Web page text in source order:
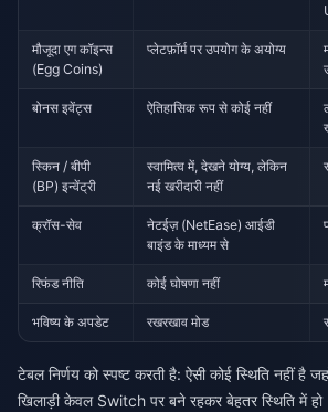
मौजूदा एग कॉइन्स
(Egg Coins)
प्लेटफ़ॉर्म पर उपयोग के अयोग्य
बोनस इवेंट्स ऐतिहासिक रूप से कोई नहीं
स्किन / बीपी
(BP) इन्वेंट्री
स्वामित्व में, देखने योग्य, लेकिन
नई खरीदारी नहीं
क्रॉस-सेव
नेटईज़ (NetEase) आईडी
बाइंड के माध्यम से
रिफंड नीति कोई घोषणा नहीं
भविष्य के अपडेट रखरखाव मोड
टेबल निर्णय को स्पष्ट करती है: ऐसी कोई स्थिति नहीं है
खिलाड़ी केवल Switch पर बने रहकर बेहतर स्थिति में